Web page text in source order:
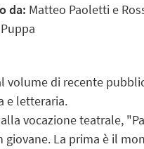
da: Matteo Paoletti e
volume di recente
e letteraria.
vocazione teatrale,
giovane. La prima è il